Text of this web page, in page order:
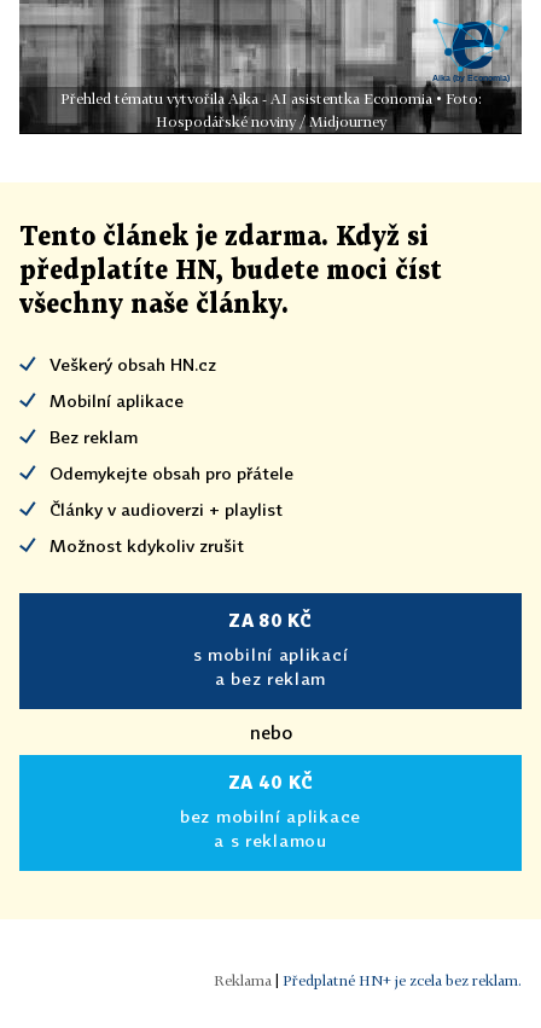
Přehled tématu vytvořila Aika - AI asistentka Economia • Foto:
Hospodářské noviny / Midjourney
Tento článek je zdarma. Když si
předplatíte HN, budete moci číst
všechny naše články.
Veškerý obsah HN.cz
Mobilní aplikace
Bez reklam
Odemykejte obsah pro přátele
Články v audioverzi + playlist
Možnost kdykoliv zrušit
ZA 80 KČ
s mobilní aplikací
a bez reklam
nebo
ZA 40 KČ
bez mobilní aplikace
a s reklamou
Předplatné HN+ je zcela bez reklam.